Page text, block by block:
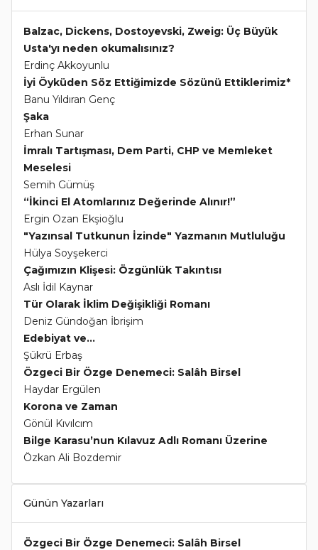
Balzac, Dickens, Dostoyevski, Zweig: Üç Büyük
Usta'yı neden okumalısınız?
Erdinç Akkoyunlu
İyi Öyküden Söz Ettiğimizde Sözünü Ettiklerimiz*
Banu Yıldıran Genç
Şaka
Erhan Sunar
İmralı Tartışması, Dem Parti, CHP ve Memleket
Meselesi
Semih Gümüş
“İkinci El Atomlarınız Değerinde Alınır!”
Ergin Ozan Ekşioğlu
"Yazınsal Tutkunun İzinde" Yazmanın Mutluluğu
Hülya Soyşekerci
Çağımızın Klişesi: Özgünlük Takıntısı
Aslı İdil Kaynar
Tür Olarak İklim Değişikliği Romanı
Deniz Gündoğan İbrişim
Edebiyat ve...
Şükrü Erbaş
Özgeci Bir Özge Denemeci: Salâh Birsel
Haydar Ergülen
Korona ve Zaman
Gönül Kıvılcım
Bilge Karasu’nun Kılavuz Adlı Romanı Üzerine
Özkan Ali Bozdemir
Günün Yazarları
Özgeci Bir Özge Denemeci: Salâh Birsel